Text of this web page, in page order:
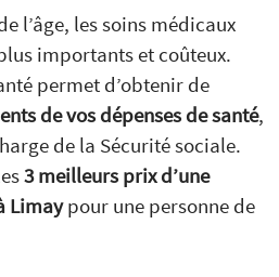
l’âge, les soins médicaux
importants et coûteux.
permet d’obtenir de
de vos dépenses de santé,
de la Sécurité sociale.
3 meilleurs prix d’une
Limaypour une personne de